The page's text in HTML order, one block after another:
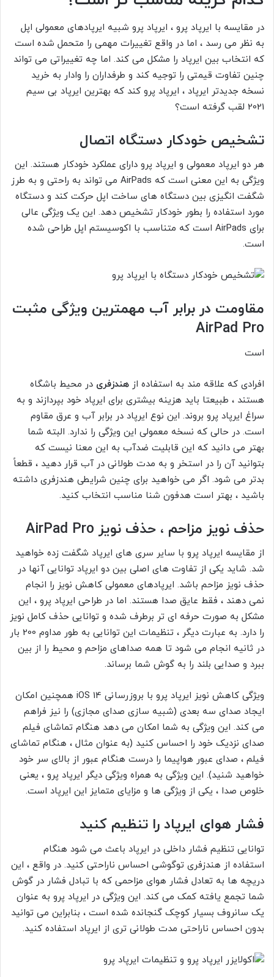
در مقایسه با ایرپاد پرو ، ایرپاد پرو شبیه ایرپادهای معمولی اپل
به نظر می رسد ، اما در واقع تغییرات مهمی را متحمل شده است
که انتخاب بین ایرپاد را مشکل می کند. اما چه تغییراتی می تواند
چنین تفاوت قیمتی را توجیه کند و طرفداران را وادار به خرید
نسخه جدیدتر ایرپاد ، ایرپاد پرو کند که بهترین ایرپاد بی سیم
2021 لقب گرفته است؟
تشخیص خودکار دستگاه اتصال
هر دو ایرپاد معمولی و ایرپاد پرو دارای عملکرد خودکار هستند. این
ویژگی به این معنی است که AirPads می تواند به راحتی و به طرز
شگفت انگیزی بین دستگاه های ساخت اپل حرکت کند و دستگاه
مورد استفاده را بطور خودکار تشخیص دهد. این یک ویژگی عالی
برای AirPads است که متناسب با اکوسیستم اپل طراحی شده
است.
مقاومت در برابر آب مهمترین ویژگی مثبت
AirPad Pro
است
افرادی که علاقه مند به استفاده از هندزفری در محیط باشگاه
هستند ، طبیعتا باید هزینه بیشتری برای ایرپاد خود بپردازند و به
سراغ ایرپاد پرو بروند. این نوع ایرپاد در برابر آب و عرق مقاوم
است. در حالی که نسخه معمولی این ویژگی را ندارد. البته شما
بهتر می دانید که این قابلیت ضدآب به این معنا نیست که
بتوانید آن را در استخر و به مدت طولانی در آب قرار دهید ، قطعاً
بدتر می شود. اگر می خواهید برای چنین شرایطی هندزفری داشته
باشید ، بهتر است هدفون شنا مناسب انتخاب کنید.
حذف نویز مزاحم ، حذف نویز AirPad Pro
از مقایسه ایرپاد پرو با سایر سری های ایرپاد شگفت زده خواهید
شد. شاید یکی از تفاوت های اصلی بین دو ایرپاد توانایی آنها در
حذف نویز مزاحم باشد. ایرپادهای معمولی کاهش نویز را انجام
نمی دهند ، فقط عایق صدا هستند. اما در طراحی ایرپاد پرو ، این
مشکل به صورت حرفه ای تر برطرف شده و توانایی حذف کامل نویز
را دارد. به عبارت دیگر ، تنظیمات این توانایی به طور مداوم 200 بار
در ثانیه انجام می شود تا همه صداهای مزاحم و محیط را از بین
ببرد و صدایی بلند را به گوش شما برساند.
ویژگی کاهش نویز ایرپاد پرو با بروزرسانی iOS 14 همچنین امکان
ایجاد صدای سه بعدی (شبیه سازی صدای مجازی) را نیز فراهم
می کند. این ویژگی به شما امکان می دهد هنگام تماشای فیلم
صدای نزدیک خود را احساس کنید (به عنوان مثال ، هنگام تماشای
فیلم ، صدای عبور هواپیما را درست هنگام عبور از بالای سر خود
خواهید شنید). این ویژگی به همراه ویژگی دیگر ایرپاد پرو ، یعنی
خلوص صدا ، یکی از ویژگی ها و مزایای متمایز این ایرپاد است.
فشار هوای ایرپاد را تنظیم کنید
توانایی تنظیم فشار داخلی در ایرپاد باعث می شود هنگام
استفاده از هندزفری توگوشی احساس ناراحتی کنید. در واقع ، این
دریچه ها به تعادل فشار هوای مزاحمی که با تبادل فشار در گوش
شما تجمع یافته کمک می کند. این ویژگی در ایرپاد پرو به عنوان
یک سانروف بسیار کوچک گنجانده شده است ، بنابراین می توانید
بدون احساس ناراحتی مدت طولانی تری از ایرپاد استفاده کنید.